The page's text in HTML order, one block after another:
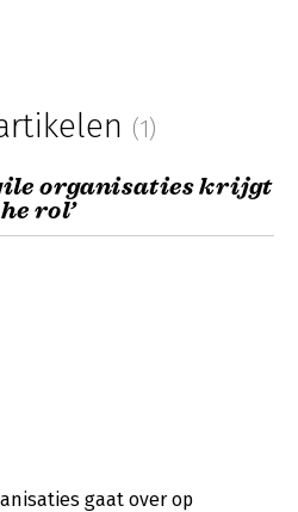
(1)
organisaties krijgt
rol’
gaat over op